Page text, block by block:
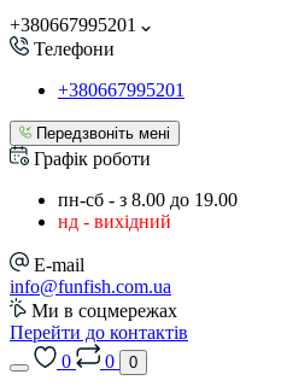
+380667995201
Телефони
+380667995201
Передзвоніть мені
Графік роботи
пн-сб - з 8.00 до 19.00
нд - вихідний
E-mail
info@funfish.com.ua
Ми в соцмережах
Перейти до контактів
0
0 0